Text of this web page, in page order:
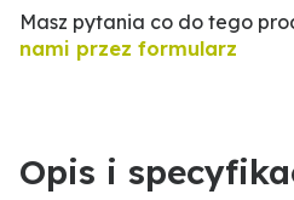
Masz pytania co do tego
nami przez formularz
Opis i